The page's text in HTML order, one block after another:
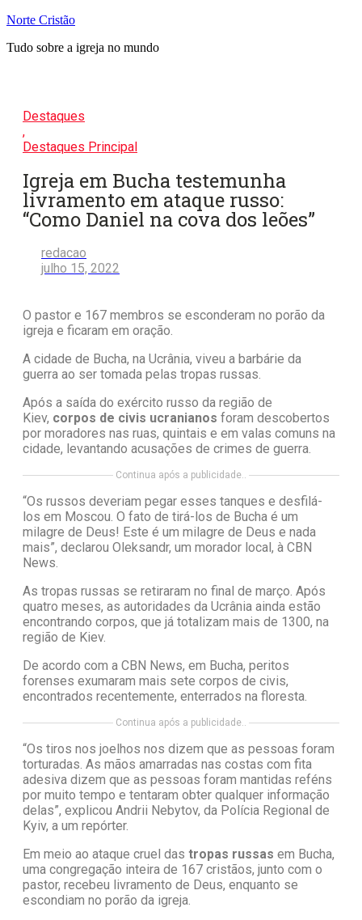
Pular
o
Norte Cristão
Tudo sobre a igreja no mundo
Destaques
,
Destaques Principal
Igreja em Bucha testemunha
livramento em ataque russo:
“Como Daniel na cova dos leões”
redacao
julho 15, 2022
O pastor e 167 membros se esconderam no porão da
igreja e ficaram em oração.
A cidade de Bucha, na Ucrânia, viveu a barbárie da
guerra ao ser tomada pelas tropas russas.
Após a saída do exército russo da região de
Kiev, corpos de civis ucranianos foram descobertos
por moradores nas ruas, quintais e em valas comuns na
cidade, levantando acusações de crimes de guerra.
Continua após a publicidade..
“Os russos deveriam pegar esses tanques e desfilá-
los em Moscou. O fato de tirá-los de Bucha é um
milagre de Deus! Este é um milagre de Deus e nada
mais”, declarou Oleksandr, um morador local, à CBN
News.
As tropas russas se retiraram no final de março. Após
quatro meses, as autoridades da Ucrânia ainda estão
encontrando corpos, que já totalizam mais de 1300, na
região de Kiev.
De acordo com a CBN News, em Bucha, peritos
forenses exumaram mais sete corpos de civis,
encontrados recentemente, enterrados na floresta.
Continua após a publicidade..
“Os tiros nos joelhos nos dizem que as pessoas foram
torturadas. As mãos amarradas nas costas com fita
adesiva dizem que as pessoas foram mantidas reféns
por muito tempo e tentaram obter qualquer informação
delas”, explicou Andrii Nebytov, da Polícia Regional de
Kyiv, a um repórter.
Em meio ao ataque cruel das tropas russas em Bucha,
uma congregação inteira de 167 cristãos, junto com o
pastor, recebeu livramento de Deus, enquanto se
escondiam no porão da igreja.